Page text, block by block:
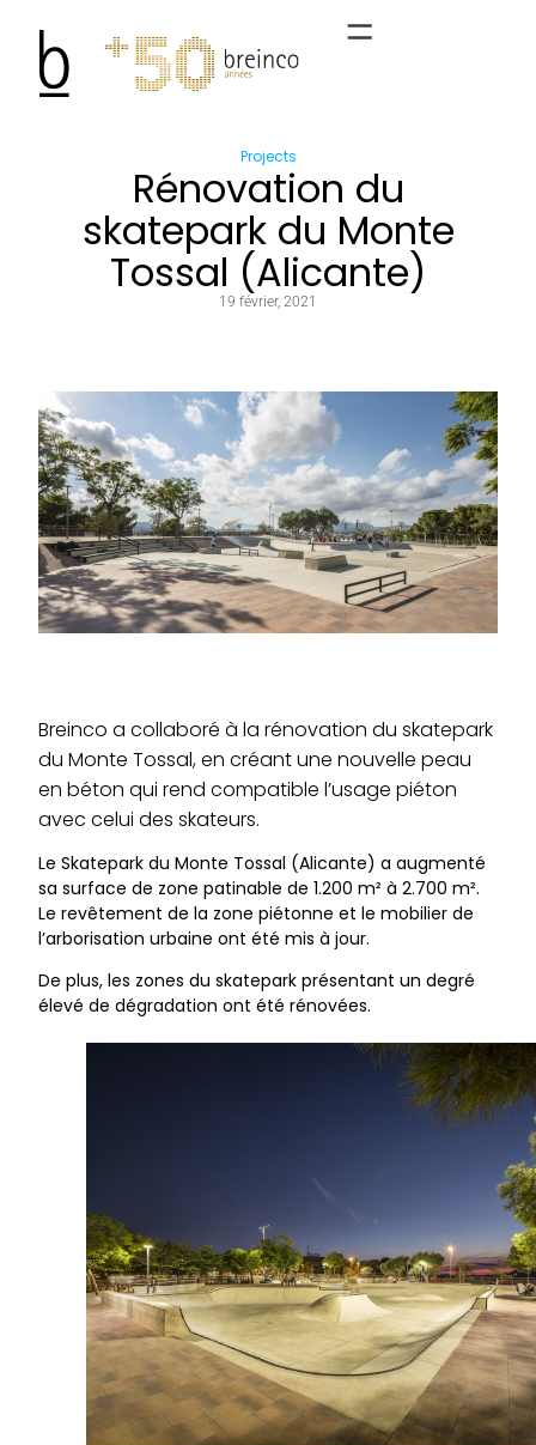
Projects
Rénovation du
skatepark du Monte
Tossal (Alicante)
19 février, 2021
Breinco a collaboré à la rénovation du skatepark
du Monte Tossal, en créant une nouvelle peau
en béton qui rend compatible l’usage piéton
avec celui des skateurs.
Le Skatepark du Monte Tossal (Alicante) a augmenté
sa surface de zone patinable de 1.200 m² à 2.700 m².
Le revêtement de la zone piétonne et le mobilier de
l’arborisation urbaine ont été mis à jour.
De plus, les zones du skatepark présentant un degré
élevé de dégradation ont été rénovées.